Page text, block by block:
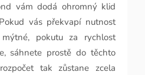
vám dodá ohromný klid
vás překvapí nutnost
pokutu za rychlost
sáhnete prostě do těchto
tak zůstane zcela